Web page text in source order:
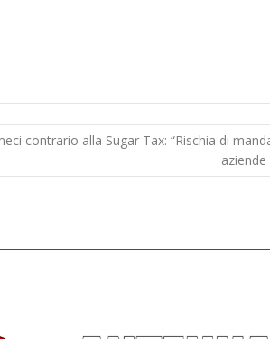
contrario alla Sugar Tax: “Rischia di
aziende